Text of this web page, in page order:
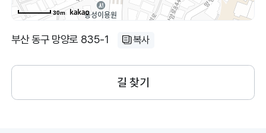
30m
부산 동구 망양로 835-1 복사
길 찾기